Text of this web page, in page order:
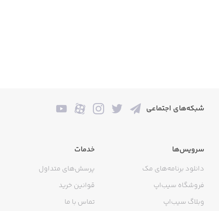
شبکه‌های اجتماعی
سرویس‌ها
دانلود برنامه‌های مک
فروشگاه سیب‌اپ
وبلاگ سیب‌اپ
خدمات
پرسش‌های متداول
قوانین خرید
تماس با ما